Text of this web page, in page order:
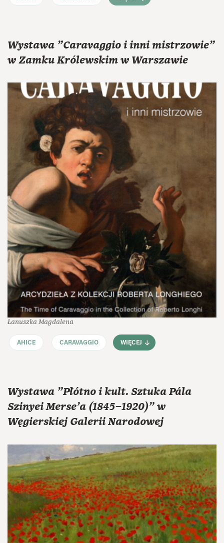
Wystawa "Caravaggio i inni mistrzowie"
w Zamku Królewskim w Warszawie
Łanuszka Magdalena
AHICE CARAVAGGIO WIĘCEJ
Wystawa "Płótno i kult. Sztuka Pála
Szinyei Merse'a (1845–1920)" w
Węgierskiej Galerii Narodowej